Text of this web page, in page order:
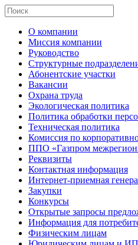
О компании
Миссия компании
Руководство
Структурные
Абонентские участки
Вакансии
Охрана труда
Экологическая политика
Политика обработки
Техническая политика
Комиссия по
ППО «Газпром
Реквизиты
Контактная информация
Интернет-приемная
Закупки
Конкурсы
Открытые запросы
Информация для
Физическим лицам